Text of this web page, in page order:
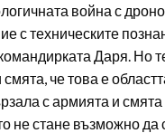
война с
с техническите
Даря. Но
че това е
с армията и
не стане възможно